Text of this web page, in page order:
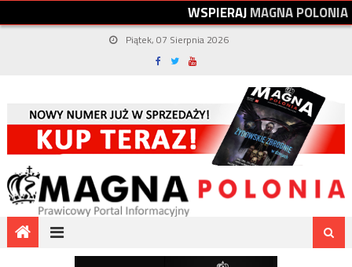
WSPIERAJMAGNAPOLONIA
Piątek, 07 Sierpnia 2026